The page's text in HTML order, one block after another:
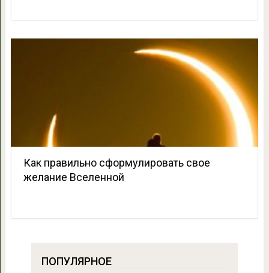
Как правильно сформулировать свое
желание Вселенной
ПОПУЛЯРНОЕ